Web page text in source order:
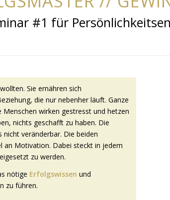
#1 für
Sie ernähren sich
die nur nebenher läuft. Ganze
wirken gestresst und hetzen
nichts geschafft zu haben. Die
veränderbar. Die beiden
an Motivation. Dabei steckt in jedem
zu werden.
nötige Erfolgswissen und
zu führen.